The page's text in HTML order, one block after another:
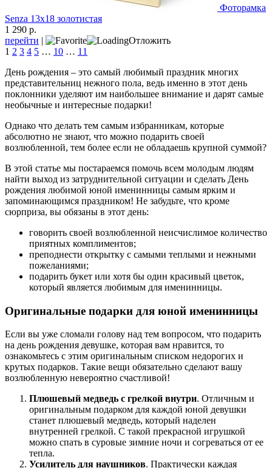
Фоторамка
Senza 13х18 золотистая
1 290 р.
перейти |
Отложить
1 2 3 4 5 … 10 … 11
День рождения – это самый любимый праздник многих
представительниц нежного пола, ведь именно в этот день
поклонники уделяют им наибольшее внимание и дарят самые
необычные и интересные подарки!
Однако что делать тем самым избранникам, которые
абсолютно не знают, что можно подарить своей
возлюбленной, тем более если не обладаешь крупной суммой?
В этой статье мы постараемся помочь всем молодым людям
найти выход из затруднительной ситуации и сделать День
рождения любимой юной именинницы самым ярким и
запоминающимся праздником! Не забудьте, что кроме
сюрприза, вы обязаны в этот день:
говорить своей возлюбленной неисчислимое количество
приятных комплиментов;
преподнести открытку с самыми теплыми и нежными
пожеланиями;
подарить букет или хотя бы один красивый цветок,
который является любимым для именинницы.
Оригинальные подарки для юной именинницы
Если вы уже сломали голову над тем вопросом, что подарить
на день рождения девушке, которая вам нравится, то
ознакомьтесь с этим оригинальным списком недорогих и
крутых подарков. Такие вещи обязательно сделают вашу
возлюбленную невероятно счастливой!
Плюшевый медведь с грелкой внутри. Отличным и
оригинальным подарком для каждой юной девушки
станет плюшевый медведь, который наделен
внутренней грелкой. С такой прекрасной игрушкой
можно спать в суровые зимние ночи и согреваться от ее
тепла.
Усилитель для наушников. Практически каждая